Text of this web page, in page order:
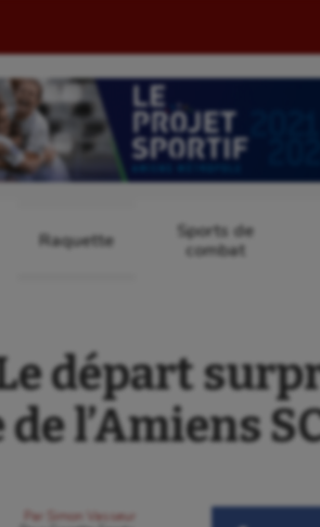
Raquette
Sports de
combat
départ
l’Amiens
Par
Simon Vasseur